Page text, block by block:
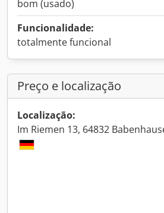
bom (usado)
Funcionalidade:
totalmente funcional
Preço e localização
Localização:
Im Riemen 13, 64832